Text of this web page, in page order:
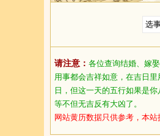
请注意： 各位查询结婚、嫁
用事都会吉祥如意，在吉日
日，但这一天的五行如果是
等不但无吉反有大凶了。
网站黄历数据只供参考，本